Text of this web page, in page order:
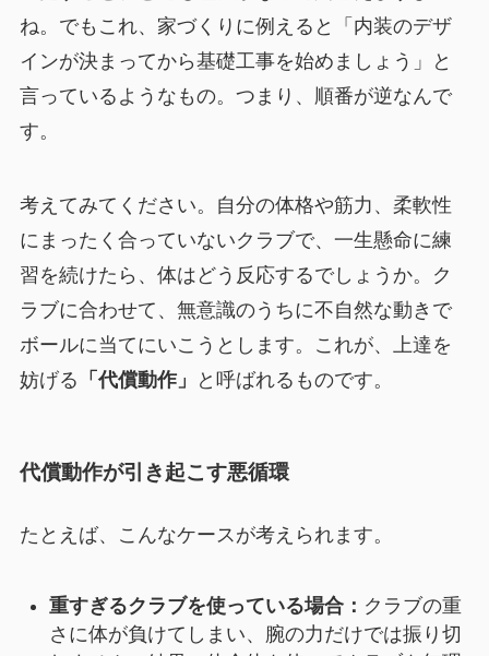
ね。でもこれ、家づくりに例えると「内装のデザ
インが決まってから基礎工事を始めましょう」と
言っているようなもの。つまり、順番が逆なんで
す。
考えてみてください。自分の体格や筋力、柔軟性
にまったく合っていないクラブで、一生懸命に練
習を続けたら、体はどう反応するでしょうか。ク
ラブに合わせて、無意識のうちに不自然な動きで
ボールに当てにいこうとします。これが、上達を
妨げる 「代償動作」 と呼ばれるものです。
代償動作が引き起こす悪循環
たとえば、こんなケースが考えられます。
重すぎるクラブを使っている場合： クラブの重
さに体が負けてしまい、腕の力だけでは振り切